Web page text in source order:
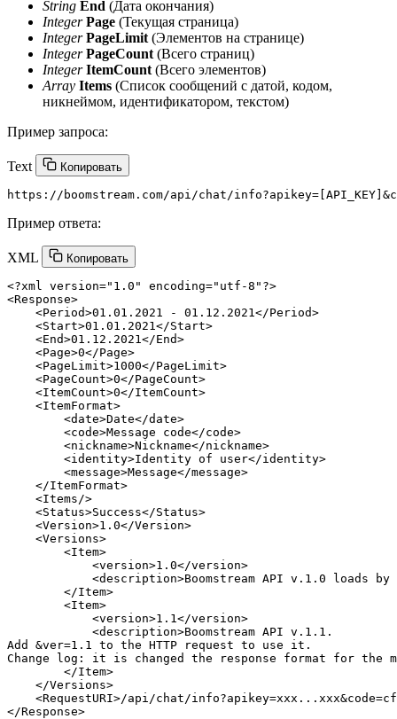
String End (Дата окончания)
Integer Page (Текущая страница)
Integer PageLimit (Элементов на странице)
Integer PageCount (Всего страниц)
Integer ItemCount (Всего элементов)
Array Items (Список сообщений с датой, кодом,
никнеймом, идентификатором, текстом)
Пример запроса:
Text Копировать
Пример ответа:
XML Копировать
<?xml version="1.0" encoding="utf-8" ?>
<Response>
<Period>01.01.2021 - 01.12.2021 </Period>
<Start>01.01.2021 </Start>
<End>01.12.2021 </End>
<Page>0</Page>
<PageLimit>1000</PageLimit>
<PageCount>0</PageCount>
<ItemCount>0</ItemCount>
<ItemFormat>
<date>Date</date>
<code>Message code</code>
<nickname>Nickname</nickname>
<identity>Identity of user</identity>
<message>Message</message>
</ItemFormat>
<Items />
<Status>Success</Status>
<Version>1.0</Version>
<Versions>
<Item>
<version>1.0</version>
<description>Boomstream API v.1.0 loads
</Item>
<Item>
<version>1.1 </version>
<description>Boomstream API v.1.1.
Add &ver=1.1 to the HTTP request to use it.
Change log: it is changed the response format for the
</Item>
</Versions>
<RequestURI>/api/chat/info?apikey=xxx...xxx&
</Response>